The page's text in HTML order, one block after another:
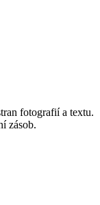
fotografií a textu.
zásob.